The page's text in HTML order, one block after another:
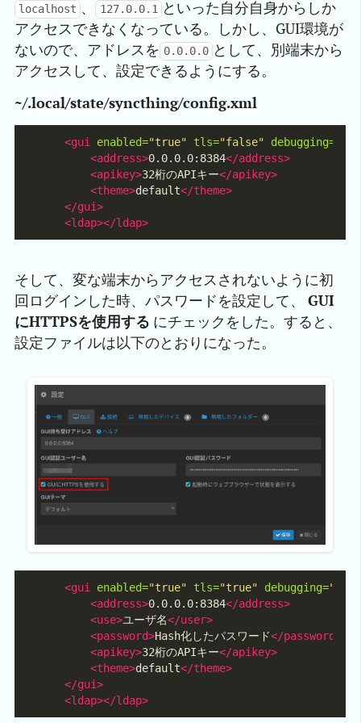
localhost 、 127.0.0.1 といった自分自身からしか
アクセスできなくなっている。しかし、GUI環境が
ないので、アドレスを 0.0.0.0 として、別端末から
アクセスして、設定できるようにする。
~/.local/state/syncthing/config.xml
<gui enabled="true" tls="false" debugging=
<address>0.0.0.0:8384</address>
<apikey>32桁のAPIキー</apikey>
<theme>default</theme>
</gui>
<ldap></ldap>
そして、変な端末からアクセスされないように初
回ログインした時、パスワードを設定して、 GUI
にHTTPSを使用する にチェックをした。すると、
設定ファイルは以下のとおりになった。
<gui enabled="true" tls="true" debugging=
<address>0.0.0.0:8384</address>
<use>ユーザ名</user>
<password>Hash化したパスワード</password>
<apikey>32桁のAPIキー</apikey>
<theme>default</theme>
</gui>
<ldap></ldap>